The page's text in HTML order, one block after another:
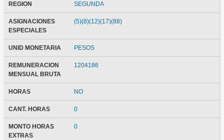
REGION SEGUNDA
ASIGNACIONES
ESPECIALES
(5)(8)(12)(17)(88)
UNID MONETARIA PESOS
REMUNERACION
MENSUAL BRUTA
1204186
HORAS NO
CANT. HORAS 0
MONTO HORAS
EXTRAS
0